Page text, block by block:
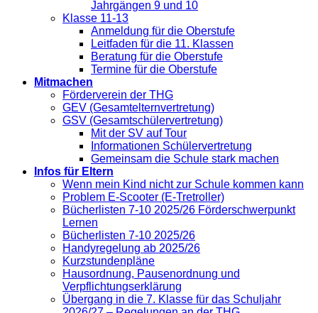
Jahrgängen 9 und 10
Klasse 11-13
Anmeldung für die Oberstufe
Leitfaden für die 11. Klassen
Beratung für die Oberstufe
Termine für die Oberstufe
Mitmachen
Förderverein der THG
GEV (Gesamtelternvertretung)
GSV (Gesamtschülervertretung)
Mit der SV auf Tour
Informationen Schülervertretung
Gemeinsam die Schule stark machen
Infos für Eltern
Wenn mein Kind nicht zur Schule kommen kann
Problem E-Scooter (E-Tretroller)
Bücherlisten 7-10 2025/26 Förderschwerpunkt
Lernen
Bücherlisten 7-10 2025/26
Handyregelung ab 2025/26
Kurzstundenpläne
Hausordnung, Pausenordnung und
Verpflichtungserklärung
Übergang in die 7. Klasse für das Schuljahr